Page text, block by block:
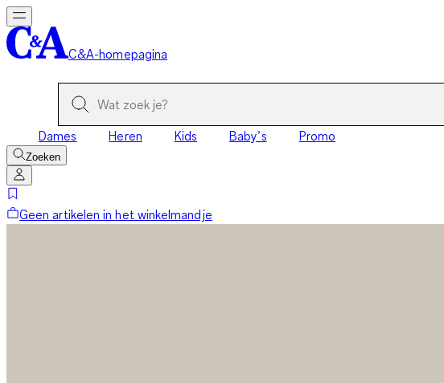
C&A-homepagina
Dames Heren Kids Baby’s Promo
Zoeken
Geen artikelen in het winkelmandje